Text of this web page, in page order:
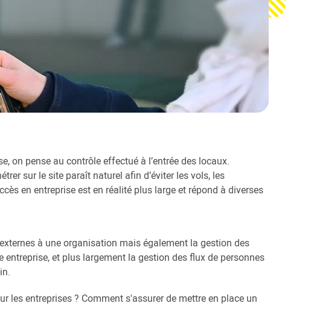
on pense au contrôle effectué à l’entrée des locaux.
sur le site paraît naturel afin d’éviter les vols, les
en entreprise est en réalité plus large et répond à diverses
à une organisation mais également la gestion des
et plus largement la gestion des flux de personnes
les entreprises ? Comment s'assurer de mettre en place un